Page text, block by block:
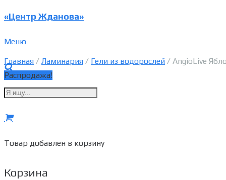
«Центр Жданова»
Меню
Товар добавлен в корзину
Корзина
Главная / Ламинария / Гели из водорослей / AngioLive
Распродажа!